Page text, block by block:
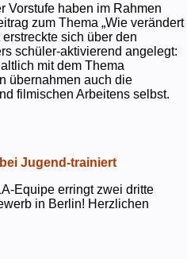
Vorstufe haben im Rahmen
zum Thema „Wie verändert
sich über den
schüler-aktivierend angelegt:
mit dem Thema
übernahmen auch die
filmischen Arbeitens selbst.
Jugend-trainiert
Equipe erringt zwei dritte
in Berlin! Herzlichen